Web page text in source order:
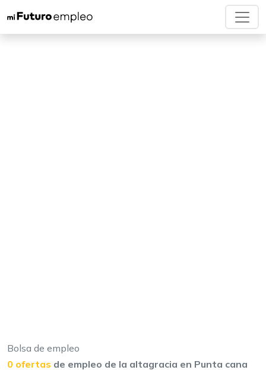
Bolsa de empleo
0 ofertas de empleo de la altagracia en Punta cana